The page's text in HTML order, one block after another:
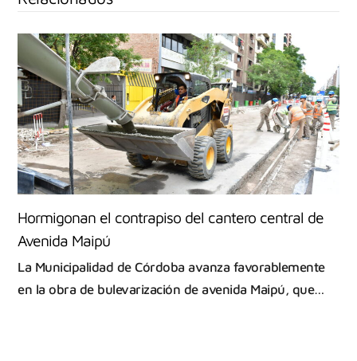
Hormigonan el contrapiso del cantero central de
Avenida Maipú
La Municipalidad de Córdoba avanza favorablemente
en la obra de bulevarización de avenida Maipú, que…